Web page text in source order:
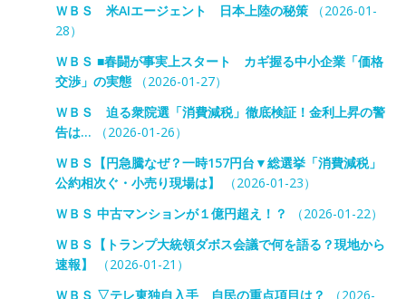
ＷＢＳ 米AIエージェント 日本上陸の秘策（2026-01-
28）
ＷＢＳ ■春闘が事実上スタート カギ握る中小企業「価格
交渉」の実態（2026-01-27）
ＷＢＳ 迫る衆院選「消費減税」徹底検証！金利上昇の警
告は… （2026-01-26）
ＷＢＳ【円急騰なぜ？一時157円台▼総選挙「消費減税」
公約相次ぐ・小売り現場は】
（2026-01-23）
ＷＢＳ 中古マンションが１億円超え！？
（2026-01-22）
ＷＢＳ【トランプ大統領ダボス会議で何を語る？現地から
速報】
（2026-01-21）
ＷＢＳ ▽テレ東独自入手 自民の重点項目は？
（2026-